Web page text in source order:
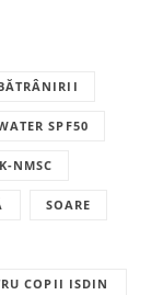
SPF50
NMSC
SOARE
COPII ISDIN